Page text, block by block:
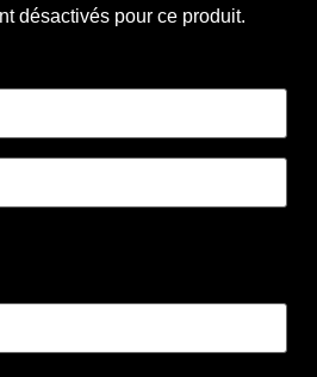
désactivés pour ce produit.